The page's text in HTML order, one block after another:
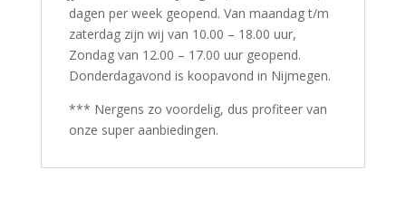
dagen per week geopend. Van maandag t/m
zaterdag zijn wij van 10.00 – 18.00 uur,
Zondag van 12.00 – 17.00 uur geopend.
Donderdagavond is koopavond in Nijmegen.
*** Nergens zo voordelig, dus profiteer van
onze super aanbiedingen.